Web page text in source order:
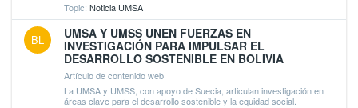
Topic: Noticia UMSA
BL
UMSA Y UMSS UNEN FUERZAS EN
INVESTIGACIÓN PARA IMPULSAR EL
DESARROLLO SOSTENIBLE EN BOLIVIA
Artículo de contenido web
La UMSA y UMSS, con apoyo de Suecia, articulan investigación en
áreas clave para el desarrollo sostenible y la equidad social.